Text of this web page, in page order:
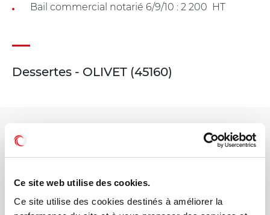
Ce site web utilise des cookies.
Ce site utilise des cookies destinés à améliorer la
Bail commercial notarié 6/9/10 : 2 200  HT
Dessertes - OLIVET (45160)